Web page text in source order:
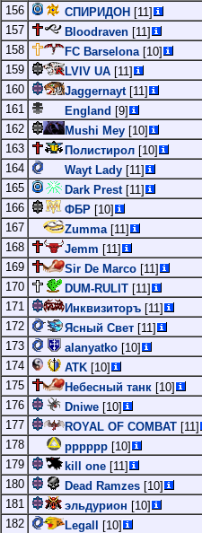
156
СПИРИДОН [11]
157
Bloodraven [11]
158
FC Barselona[10]
159
LVIV UA [11]
160
Jaggernayt[11]
161
England [9]
162
Mushi Mey [10]
163
Полистирол [10]
164
Wayt Lady [11]
165
Dark Prest[11]
166
ФБР [10]
167
Zumma[11]
168
Jemm [11]
169
Sir De Marco [11]
170
DUM-RULIT [11]
171
Инквизиторъ [11]
172
Ясный Свет [11]
173
alanyatko [10]
174
ATK [10]
175
Небесный танк [10]
176
Dniwe [10]
177
ROYAL OF COMBAT [11]
178
pppppp [10]
179
kill one [11]
180
Dead Ramzes [10]
181
эльдурион [10]
182
Legall
[10]